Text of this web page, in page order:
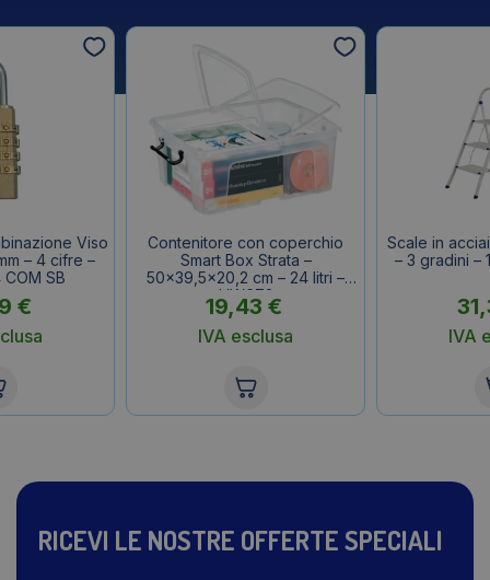
Viso
– 4 cifre –
SB
€
Contenitore con coperchio
Smart Box Strata –
50×39,5×20,2 cm – 24 litri –
HW673
19,43 €
IVA esclusa
Scale in
– 3 gradini –
IVA
RICEVI LE NOSTRE OFFERTE SPECIALI